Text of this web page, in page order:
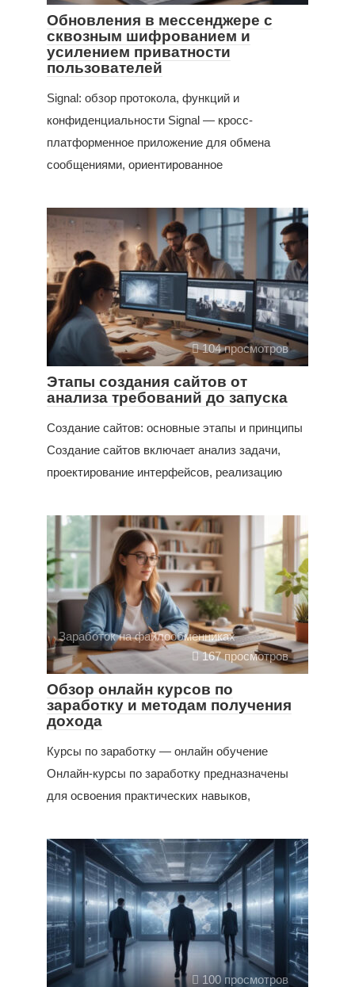
Обновления в мессенджере с
сквозным шифрованием и
усилением приватности
пользователей
Signal: обзор протокола, функций и
конфиденциальности Signal — кросс-
платформенное приложение для обмена
сообщениями, ориентированное
104 просмотров
Этапы создания сайтов от
анализа требований до запуска
Создание сайтов: основные этапы и принципы
Создание сайтов включает анализ задачи,
проектирование интерфейсов, реализацию
Заработок на файлообменниках
167 просмотров
Обзор онлайн курсов по
заработку и методам получения
дохода
Курсы по заработку — онлайн обучение
Онлайн-курсы по заработку предназначены
для освоения практических навыков,
100 просмотров